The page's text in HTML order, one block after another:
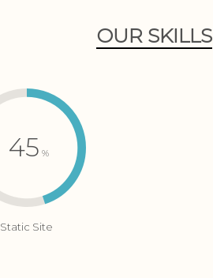
OUR SKILLS
45 %
Static Site